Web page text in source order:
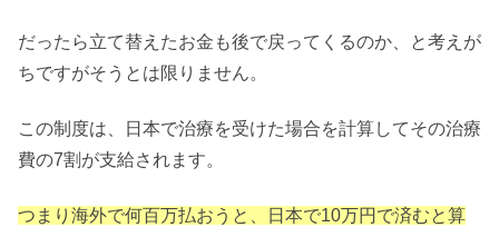
だったら立て替えたお金も後で戻ってくるのか、と考えが
ちですがそうとは限りません。
この制度は、日本で治療を受けた場合を計算してその治療
費の7割が支給されます。
つまり海外で何百万払おうと、日本で10万円で済むと算